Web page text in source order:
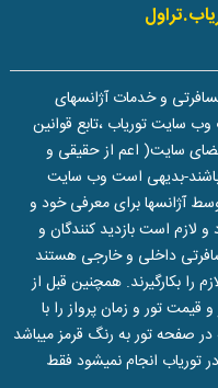
و خدمات آژانسهای
سایت توریاب ،تابع قوانین
سایت( اعم از حقیقی و
بدیهی است وب سایت
آژانسها برای معرفی خود و
لازم است بازدید کنندگان و
داخلی و خارجی هستند
را بکارگیرند. همچنین قبل از
تور و زمان پرواز را با
صفحه تور به رنگ قرمز میباشد
توریاب انجام نمیشود فقط